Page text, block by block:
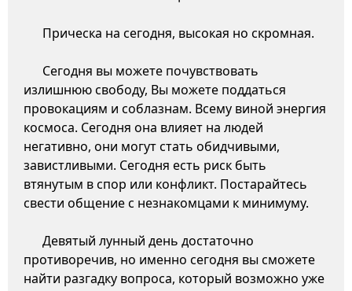
Прическа на сегодня, высокая но скромная.
Сегодня вы можете почувствовать
излишнюю свободу, Вы можете поддаться
провокациям и соблазнам. Всему виной энергия
космоса. Сегодня она влияет на людей
негативно, они могут стать обидчивыми,
завистливыми. Сегодня есть риск быть
втянутым в спор или конфликт. Постарайтесь
свести общение с незнакомцами к минимуму.
Девятый лунный день достаточно
противоречив, но именно сегодня вы сможете
найти разгадку вопроса, который возможно уже